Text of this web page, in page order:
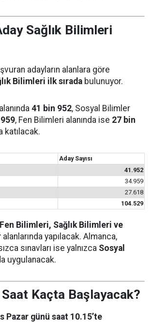
Sağlık Bilimleri
adayların alanlara göre
Bilimleri ilk sırada bulunuyor.
41 bin 952, Sosyal Bilimler
, Fen Bilimleri alanında ise 27 bin
katılacak.
Aday Sayısı
41.952
34.959
27.618
104.529
Fen Bilimleri, Sağlık Bilimleri ve
alanlarında yapılacak. Almanca,
sınavları ise yalnızca Sosyal
uygulanacak.
Kaçta Başlayacak?
Pazar günü saat 10.15’te